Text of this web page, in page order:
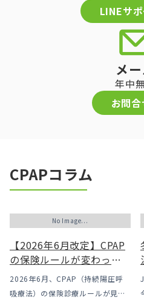
LINEサ
メ
年中
お問
CPAPコラム
No Image...
【2026年6月改定】CPAP
の保険ルールが変わった
｜CPAPが使えなくなるか
も？変更のメリット・デ
2026年6月、CPAP（持続陽圧呼
吸療法）の保険診療ルールが見直